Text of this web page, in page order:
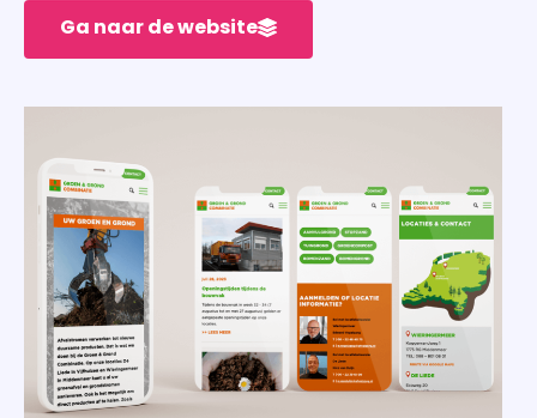
Ga naar de website